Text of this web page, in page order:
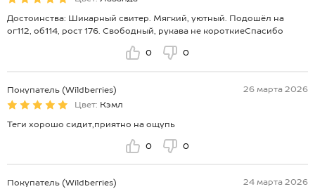
Достоинства: Шикарный свитер. Мягкий, уютный. Подошёл на
ог112, об114, рост 176. Свободный, рукава не короткиеСпасибо
0 0
Покупатель (Wildberries)
26 марта 2026
Цвет: Кэмл
Теги хорошо сидит,приятно на ощупь
0 0
Покупатель (Wildberries)
24 марта 2026